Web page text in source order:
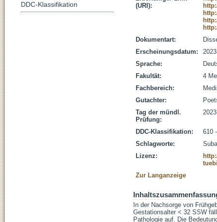
(URI):
Dokumentart:
Erscheinungsdatum:
Sprache:
Fakultät:
4
Fachbereich:
Gutachter:
Tag der mündl.
Prüfung:
DDC-Klassifikation:
610
Schlagworte:
Lizenz:
Zur Langanzeige
In der Nachsorge von
Gestationsalter < 32 SSW
Pathologie auf. Die
DDC-Klassifikation